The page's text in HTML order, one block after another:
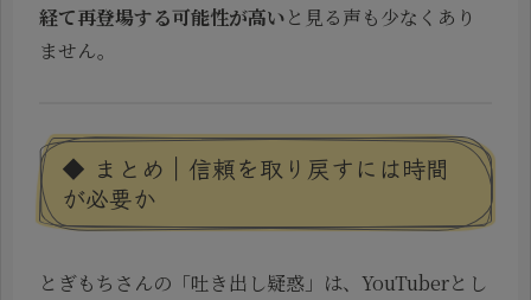
経て再登場する可能性が高いと見る声も少なくあり
ません。
◆ まとめ｜信頼を取り戻すには時間
が必要か
とぎもちさんの「吐き出し疑惑」は、YouTuberとし